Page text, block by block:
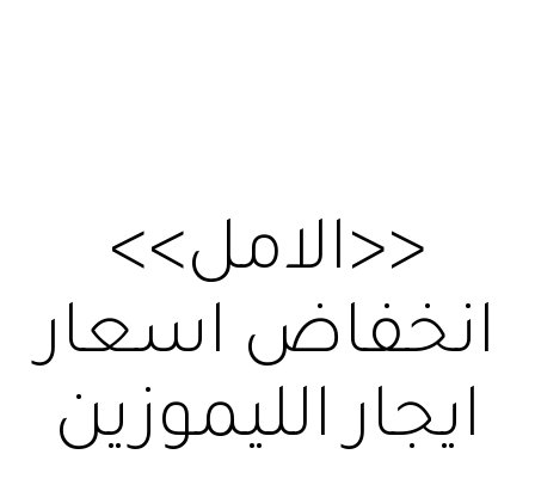
<<الامل>>
انخفاض اسعار
ايجار الليموزين